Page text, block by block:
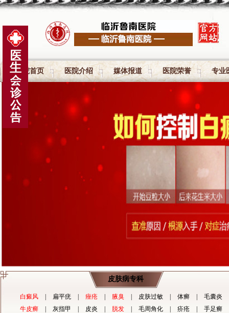
医院首页 医院介绍 媒体报道 医院荣誉 专业
皮肤病专科
白癜风 扁平疣 痤疮 腋臭 皮肤过敏 体癣
毛囊炎
牛皮癣
灰指甲 皮炎 脱发 毛周角化 疥疮
手足癣